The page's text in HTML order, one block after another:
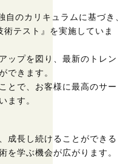
のカリキュラムに基づき、
術テスト』を実施していま
ップを図り、最新のトレン
できます。
とで、お客様に最高のサー
ます。
成長し続けることができる
を学ぶ機会が広がります。